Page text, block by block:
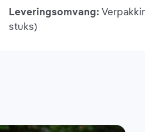
Leveringsomvang:
stuks)